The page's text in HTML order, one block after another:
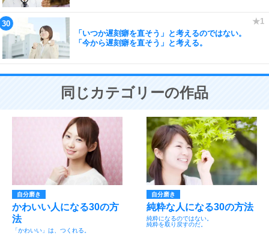
「いつか遅刻癖を直そう」と考えるのではない。
「今から遅刻癖を直そう」と考える。
同じカテゴリーの作品
自分磨き
かわいい人になる30の方
法
「かわいい」は、つくれる。
自分磨き
純粋な人になる30の方法
純粋になるのではない。
純粋を取り戻すのだ。